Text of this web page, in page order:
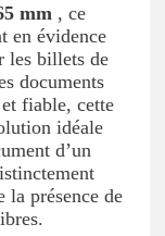
mm , ce
en évidence
les billets de
documents
fiable, cette
idéale
d’un
la présence de